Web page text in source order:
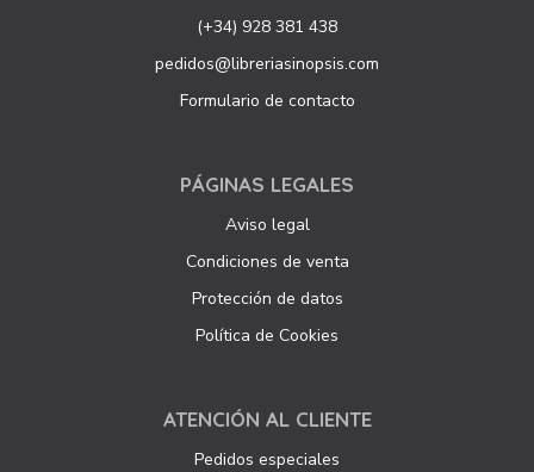
(+34) 928 381 438
pedidos@libreriasinopsis.com
Formulario de contacto
PÁGINAS LEGALES
Aviso legal
Condiciones de venta
Protección de datos
Política de Cookies
ATENCIÓN AL CLIENTE
Pedidos especiales